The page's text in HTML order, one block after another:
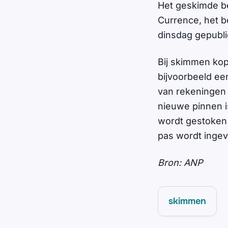
Het geskimde
Currence, het
dinsdag
Bij skimmen
bijvoorbeeld
van
nieuwe pinnen
wordt
pas wordt
Bron: ANP
skimmen